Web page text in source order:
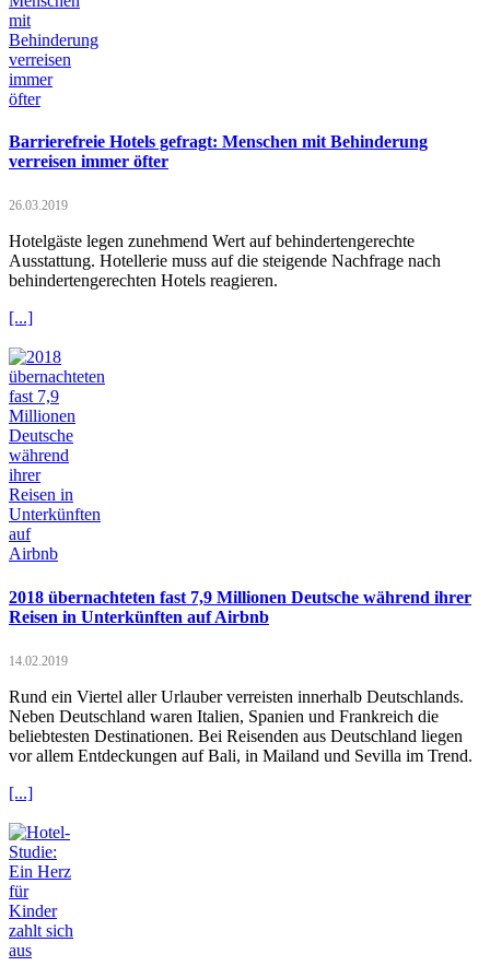
Barrierefreie Hotels gefragt: Menschen mit Behinderung
verreisen immer öfter
26.03.2019
Hotelgäste legen zunehmend Wert auf behindertengerechte
Ausstattung. Hotellerie muss auf die steigende Nachfrage nach
behindertengerechten Hotels reagieren.
[...]
2018 übernachteten fast 7,9 Millionen Deutsche während ihrer
Reisen in Unterkünften auf Airbnb
14.02.2019
Rund ein Viertel aller Urlauber verreisten innerhalb Deutschlands.
Neben Deutschland waren Italien, Spanien und Frankreich die
beliebtesten Destinationen. Bei Reisenden aus Deutschland liegen
vor allem Entdeckungen auf Bali, in Mailand und Sevilla im Trend.
[...]